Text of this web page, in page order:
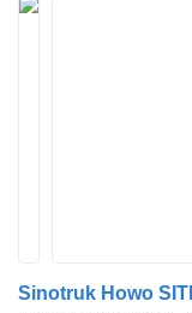
Sinotruk Howo